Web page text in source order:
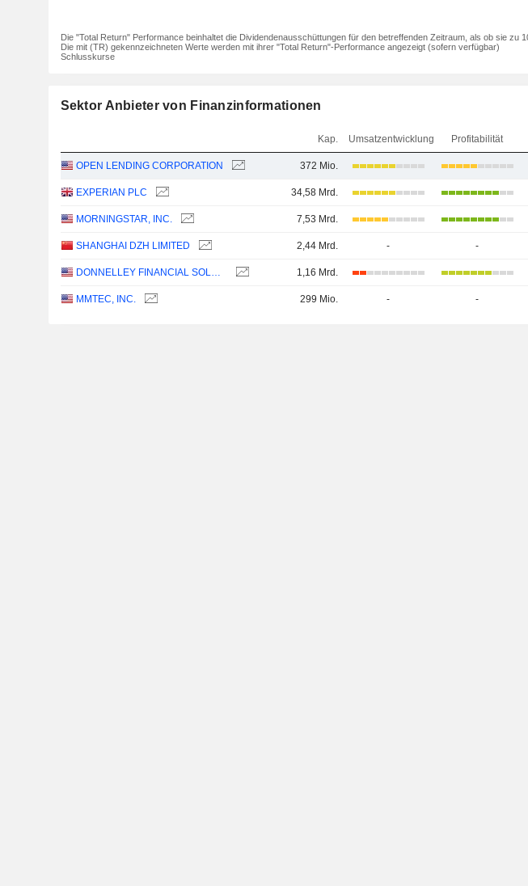
Die "Total Return" Performance beinhaltet die Dividendenausschüttungen für den betreffenden Zeitraum, als ob sie zu
Die mit (TR) gekennzeichneten Werte werden mit ihrer "Total Return"-Performance angezeigt (sofern verfügbar)
Schlusskurse
Sektor Anbieter von Finanzinformationen
Kap. Umsatzentwicklung Profitabilität
OPEN LENDING CORPORATION 372 Mio.
EXPERIAN PLC 34,58 Mrd.
MORNINGSTAR, INC. 7,53 Mrd.
SHANGHAI DZH LIMITED 2,44 Mrd. - -
DONNELLEY FINANCIAL SOLUTIONS, INC. 1,16 Mrd.
MMTEC, INC. 299 Mio. - -